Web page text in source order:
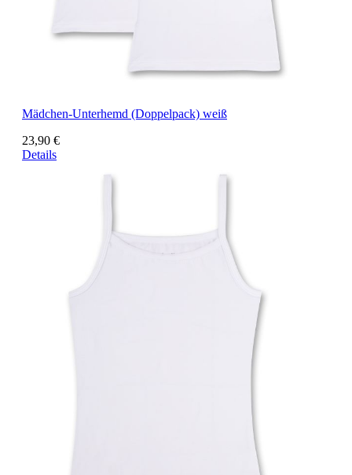
Mädchen-Unterhemd (Doppelpack) weiß
23,90 €
Details